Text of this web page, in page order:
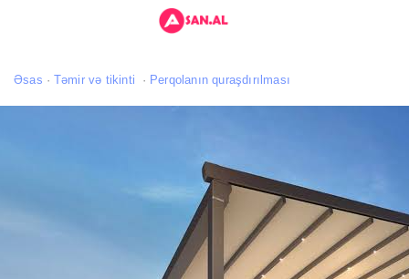
Əsas Təmir və tikinti Perqolanın quraşdırılması